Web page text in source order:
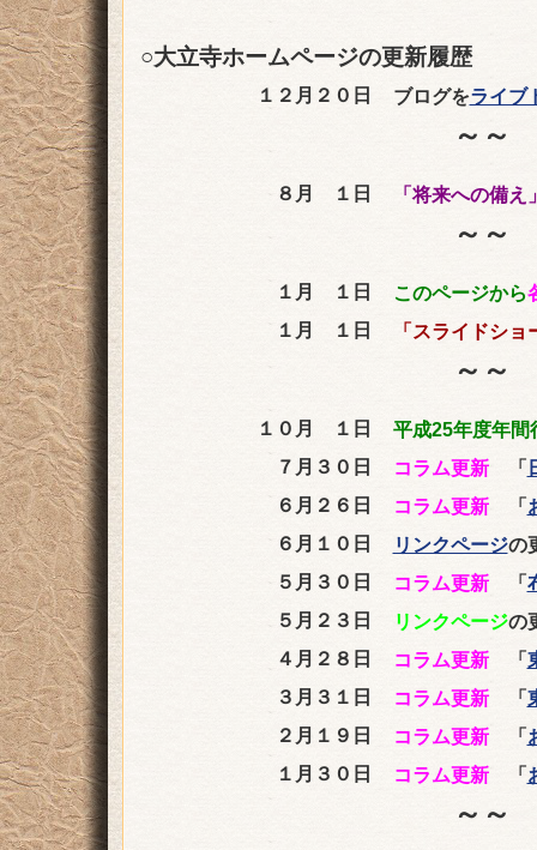
○大立寺ホームページの更新履歴
１２月２０日 ブログをライブ
～～
８月 １日 「将来への備え
～～
１月 １日 このページから
１月 １日
「スライドシ
～～
１０月 １日
平成25年度年間
７月３０日
コラム更新「
６月２６日
コラム更新「
６月１０日
リンクページの
５月３０日
コラム更新「
５月２３日
リンクページの
４月２８日
コラム更新「
３月３１日
コラム更新「
２月１９日
コラム更新「
１月３０日
コラム更新「
～～